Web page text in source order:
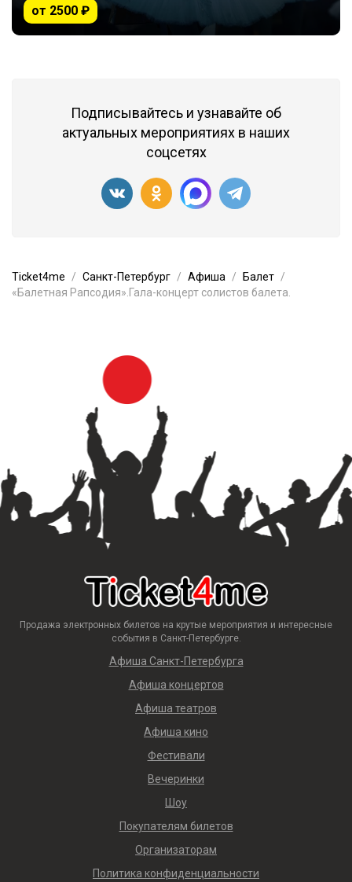
от 2500 ₽
Подписывайтесь и узнавайте об
актуальных мероприятиях в наших
соцсетях
Ticket4me Санкт-Петербург Афиша
Балет
«Балетная Рапсодия».Гала-концерт солистов балета.
Продажа электронных билетов на крутые мероприятия и интересные
события в Санкт-Петербурге.
Афиша Санкт-Петербурга
Афиша концертов
Афиша театров
Афиша кино
Фестивали
Вечеринки
Шоу
Покупателям билетов
Организаторам
Политика конфиденциальности